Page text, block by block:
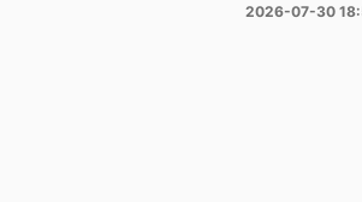
2026-07-30